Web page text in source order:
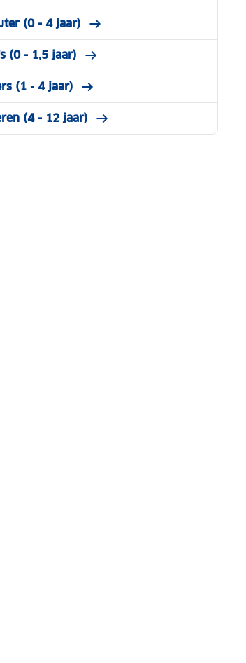
(0 - 4 jaar)
(0 - 1,5 jaar)
(1 - 4 jaar)
(4 - 12 jaar)